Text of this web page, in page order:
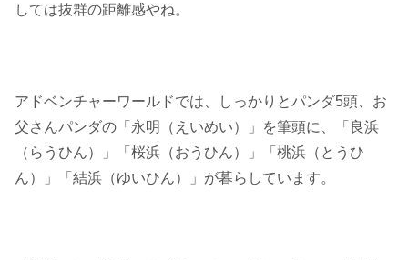
しては抜群の距離感やね。
アドベンチャーワールドでは、しっかりとパンダ5頭、お
父さんパンダの「永明（えいめい）」を筆頭に、「良浜
（らうひん）」「桜浜（おうひん）」「桃浜（とうひ
ん）」「結浜（ゆいひん）」が暮らしています。